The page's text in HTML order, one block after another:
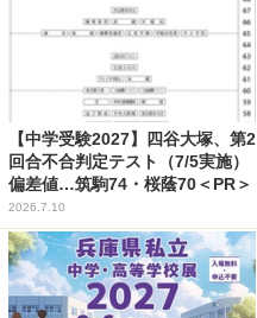
【中学受験2027】四谷大塚、第2
回合不合判定テスト（7/5実施）
偏差値…筑駒74・桜蔭70＜PR＞
2026.7.10